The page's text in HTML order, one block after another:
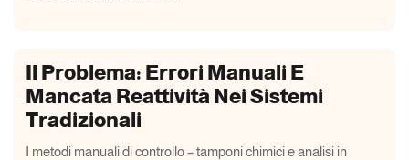
Il Problema: Errori Manuali E
Mancata Reattività Nei Sistemi
Tradizionali
I metodi manuali di controllo – tamponi chimici e analisi in